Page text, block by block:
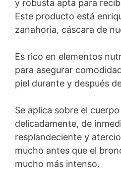
y robusta apta para
Este producto está
zanahoria, cáscara de
Es rico en elementos
para asegurar
piel durante y después
Se aplica sobre el
delicadamente, de
resplandeciente y
mucho antes que el
mucho más intenso.